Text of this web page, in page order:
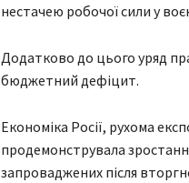
нестачею робочої сили у
Додатково до цього уряд
бюджетний дефіцит.
Економіка Росії, рухома
продемонструвала
запроваджених після